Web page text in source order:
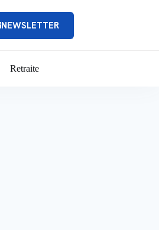
NEWSLETTER
Retraite